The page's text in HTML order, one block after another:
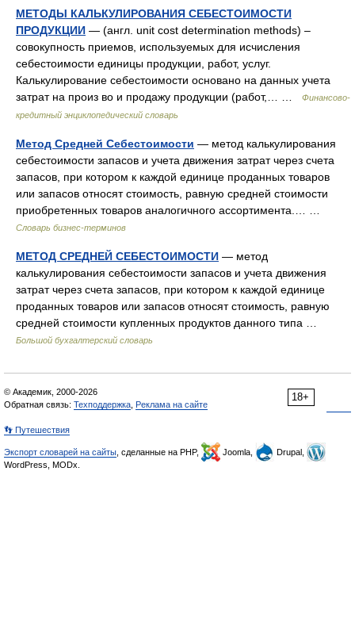
МЕТОДЫ КАЛЬКУЛИРОВАНИЯ СЕБЕСТОИМОСТИ
ПРОДУКЦИИ — (англ. unit cost determination methods) –
совокупность приемов, используемых для исчисления
себестоимости единицы продукции, работ, услуг.
Калькулирование себестоимости основано на данных учета
затрат на произ во и продажу продукции (работ,… …
Финансово-
кредитный энциклопедический словарь
Метод Средней Себестоимости — метод калькулирования
себестоимости запасов и учета движения затрат через счета
запасов, при котором к каждой единице проданных товаров
или запасов относят стоимость, равную средней стоимости
приобретенных товаров аналогичного ассортимента.… …
Словарь бизнес-терминов
МЕТОД СРЕДНЕЙ СЕБЕСТОИМОСТИ — метод
калькулирования себестоимости запасов и учета движения
затрат через счета запасов, при котором к каждой единице
проданных товаров или запасов относят стоимость, равную
средней стоимости купленных продуктов данного типа …
Большой бухгалтерский словарь
18+
© Академик, 2000-2026
Обратная связь: Техподдержка Реклама на сайте
👣 Путешествия
Экспорт словарей на сайты , сделанные на PHP, Joomla,
Drupal,
WordPress, MODx.